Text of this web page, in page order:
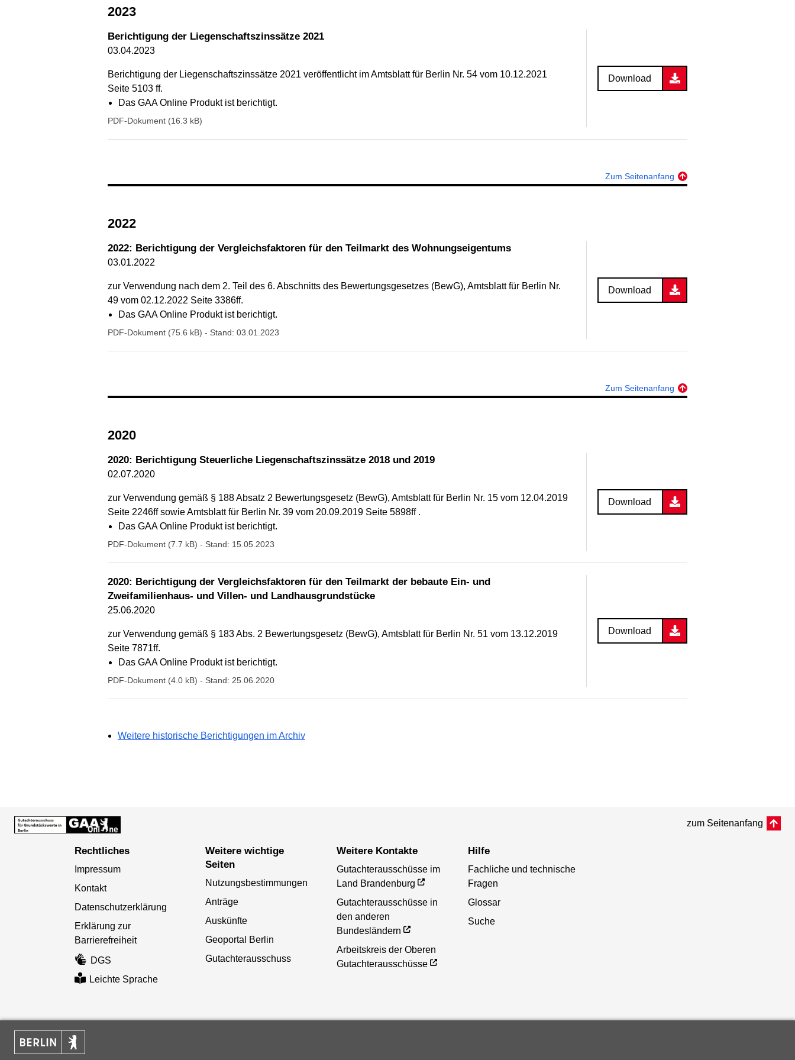
2023
Berichtigung der Liegenschaftszinssätze 2021
03.04.2023
Berichtigung der Liegenschaftszinssätze 2021 veröffentlicht im Amtsblatt für Berlin Nr. 54 vom 10.12.2021
Seite 5103 ff.
Das GAA Online Produkt ist berichtigt.
PDF-Dokument (16.3 kB)
Download
Zum Seitenanfang
2022
2022: Berichtigung der Vergleichsfaktoren für den Teilmarkt des Wohnungseigentums
03.01.2022
zur Verwendung nach dem 2. Teil des 6. Abschnitts des Bewertungsgesetzes (BewG), Amtsblatt für Berlin Nr.
49 vom 02.12.2022 Seite 3386ff.
Das GAA Online Produkt ist berichtigt.
PDF-Dokument (75.6 kB) - Stand: 03.01.2023
Download
Zum Seitenanfang
2020
2020: Berichtigung Steuerliche Liegenschaftszinssätze 2018 und 2019
02.07.2020
zur Verwendung gemäß § 188 Absatz 2 Bewertungsgesetz (BewG), Amtsblatt für Berlin Nr. 15 vom 12.04.2019
Seite 2246ff sowie Amtsblatt für Berlin Nr. 39 vom 20.09.2019 Seite 5898ff .
Das GAA Online Produkt ist berichtigt.
PDF-Dokument (7.7 kB) - Stand: 15.05.2023
Download
2020: Berichtigung der Vergleichsfaktoren für den Teilmarkt der bebaute Ein- und
Zweifamilienhaus- und Villen- und Landhausgrundstücke
25.06.2020
zur Verwendung gemäß § 183 Abs. 2 Bewertungsgesetz (BewG), Amtsblatt für Berlin Nr. 51 vom 13.12.2019
Seite 7871ff.
Das GAA Online Produkt ist berichtigt.
PDF-Dokument (4.0 kB) - Stand: 25.06.2020
Download
Weitere historische Berichtigungen im Archiv
zum Seitenanfang
Rechtliches
Impressum
Kontakt
Datenschutzerklärung
Erklärung zur
Barrierefreiheit
DGS
Leichte Sprache
Weitere wichtige
Seiten
Nutzungsbestimmungen
Anträge
Auskünfte
Geoportal Berlin
Gutachterausschuss
Weitere Kontakte
Gutachterausschüsse im
Land Brandenburg
Gutachterausschüsse in
den anderen
Bundesländern
Arbeitskreis der Oberen
Gutachterausschüsse
Hilfe
Fachliche und technische
Fragen
Glossar
Suche